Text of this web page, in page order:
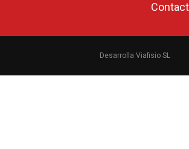
Desarrolla Viafisio SL